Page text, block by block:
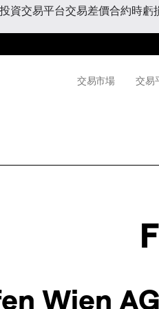
資交易平台交易差價合約時
交易市場 交易
Wien